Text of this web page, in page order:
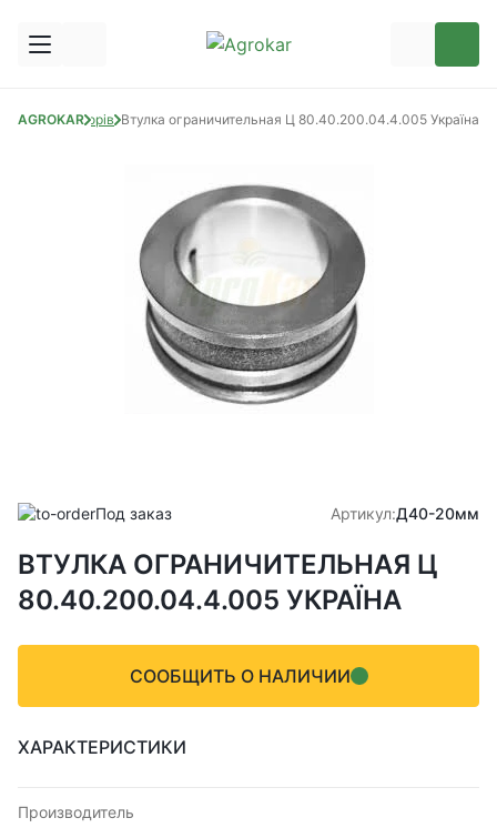
AGROKAR
культиваторів Втулка ограничительная Ц 80.40.200.04.4.005 Україна
Под заказ Артикул:Д40-20мм
ВТУЛКА ОГРАНИЧИТЕЛЬНАЯ Ц
80.40.200.04.4.005 УКРАЇНА
СООБЩИТЬ О НАЛИЧИИ
ХАРАКТЕРИСТИКИ
Производитель